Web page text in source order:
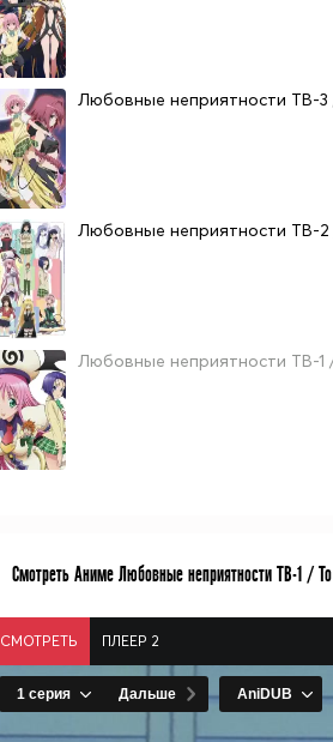
Любовные неприятности ТВ-3
Любовные неприятности ТВ-
Любовные неприятности ТВ-1
Смотреть Аниме Любовные неприятности ТВ-1 / To
СМОТРЕТЬ ПЛЕЕР 2